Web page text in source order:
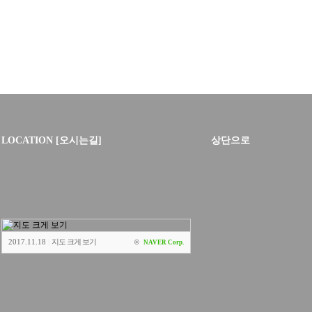
LOCATION [오시는길] 상단으로
2017.11.18 지도 크게 보기 © NAVER Corp.